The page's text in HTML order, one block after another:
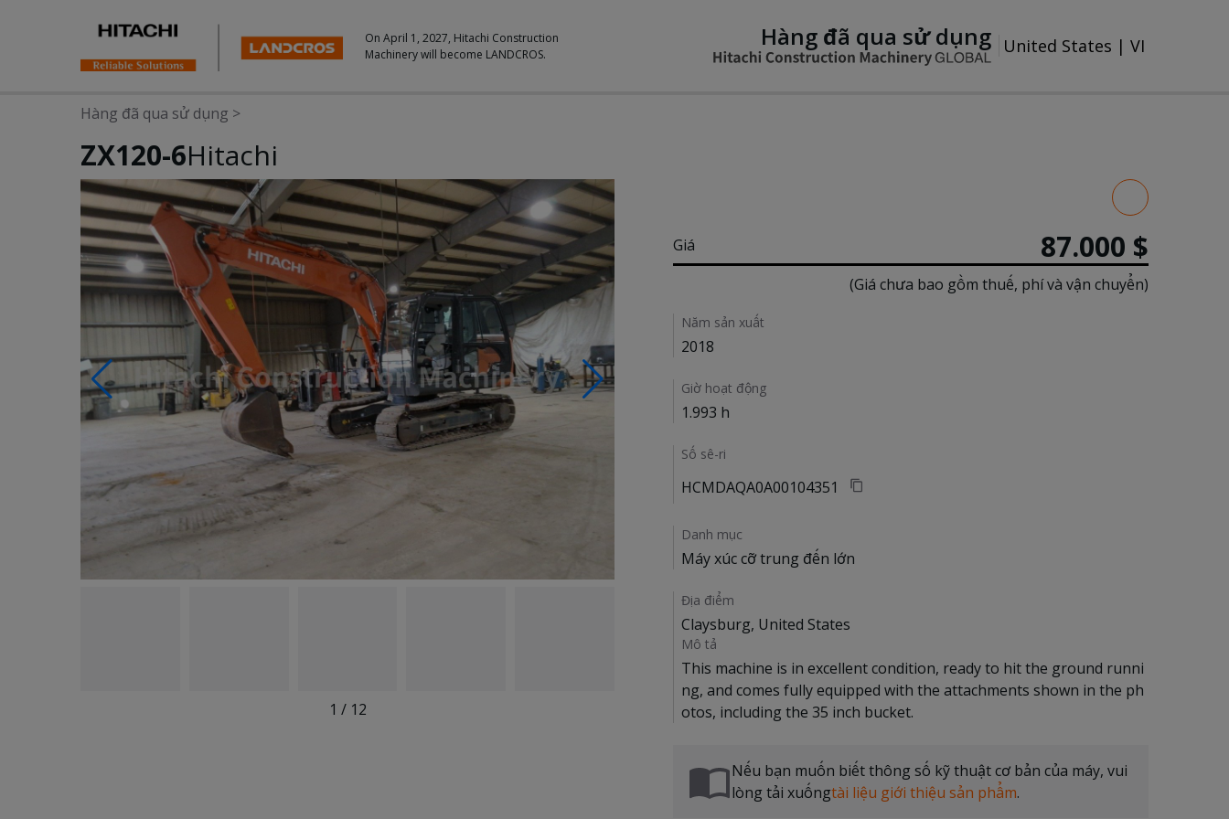
On April 1, 2027, Hitachi Construction
Machinery will become LANDCROS.
Hàng đã qua sử dụng United States | VI
Hàng đã qua sử dụng >
ZX120-6Hitachi
Photos & Videos
1 / 12
Giá 87.000 $
(Giá chưa bao gồm thuế, phí và vận chuyển)
Details
Năm sản xuất
2018
Giờ hoạt động
1.993 h
Số sê-ri
HCMDAQA0A00104351
Danh mục
Máy xúc cỡ trung đến lớn
Địa điểm
Claysburg, United States
Mô tả
This machine is in excellent condition, ready to hit the ground runni
ng, and comes fully equipped with the attachments shown in the ph
Nếu bạn muốn biết thông số kỹ thuật cơ bản của máy, vui
lòng tải xuốngtài liệu giới thiệu sản phẩm.